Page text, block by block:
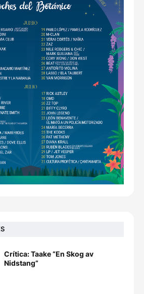
Crítica: Taake “En Skog av
Nidstang”